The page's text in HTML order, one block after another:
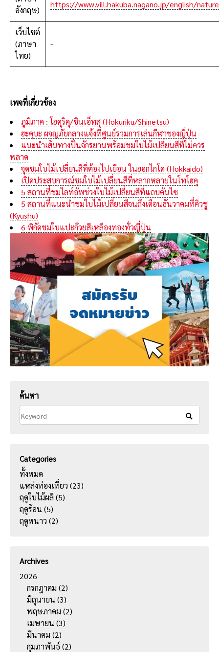
อังกฤษ)
https://www.vill.hakuba.nagano.jp/english/
เว็บไซต์
(ภาษา
ไทย)
-
เพจที่เกี่ยวข้อง
ภูมิภาค : โฮคุริคุ/ชินเอ็ทสุ (Hokuriku/Shinetsu)
ฮะคุบะ ผจญภัยกลางแจ้งที่ศูนย์รวมการเล่นกีฬาของญี่ปุ่น
แนะนำเส้นทางปั่นจักรยานพร้อมชมใบไม้เปลี่ยนสีที่ไม่ควร
พลาด
จุดชมใบไม้เปลี่ยนสีที่ต้องไปเยือน ในฮอกไกโด (Hokkaido)
เปิดประสบการณ์ชมใบไม้เปลี่ยนสีที่หลากหลายในโทโฮคุ
5 สถานที่ชมไลท์อัพช่วงใบไม้เปลี่ยนสีที่แถบคันไซ
5 สถานที่แนะนำชมใบไม้เปลี่ยนสีจนถึงเดือนธันวาคมที่คิวชู
(Kyushu)
6 พิกัดชมใบแปะก๊วยสีเหลืองทองทั่วญี่ปุ่น
ค้นหา
Categories
ทั้งหมด
แหล่งท่องเที่ยว (23)
ฤดูใบไม้ผลิ(5)
ฤดูร้อน (5)
ฤดูหนาว (2)
Archives
2026
กรกฎาคม (2)
มิถุนายน (3)
พฤษภาคม (2)
เมษายน (3)
มีนาคม (2)
กุมภาพันธ์(2)